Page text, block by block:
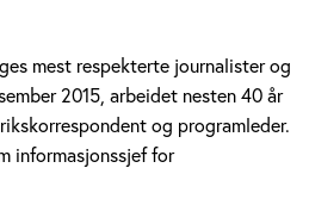
mest respekterte journalister og
2015, arbeidet nesten 40 år
og programleder.
informasjonssjef for